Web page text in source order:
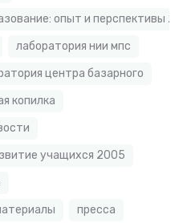
опыт и перспективы
лаборатория нии мпс
центра базарного
копилка
учащихся 2005
пресса